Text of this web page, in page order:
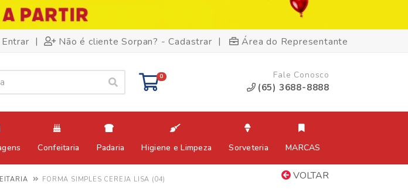
| Não é cliente Sorpan? - Cadastrar | Área do Representante
0 Fale Conosco
(65) 3688-8888
Confeitaria Padaria Higiene e Limpeza Sorveteria MARCAS
VOLTAR
FORMA SIMPLES CEREJA LISA (04)